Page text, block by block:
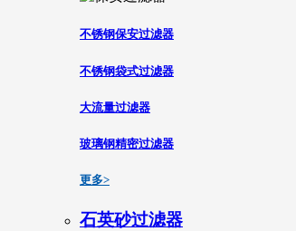
不锈钢保安过滤器
不锈钢袋式过滤器
大流量过滤器
玻璃钢精密过滤器
更多>
石英砂过滤器